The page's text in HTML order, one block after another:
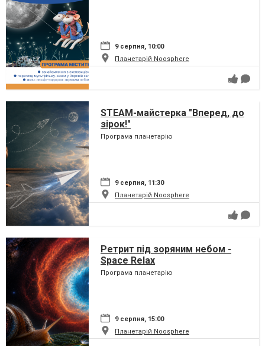
9 серпня, 10:00
Планетарій Noosphere
STEAM-майстерка "Вперед, до
зірок!"
Програма планетарію
9 серпня, 11:30
Планетарій Noosphere
Ретрит під зоряним небом -
Space Relax
Програма планетарію
9 серпня, 15:00
Планетарій Noosphere